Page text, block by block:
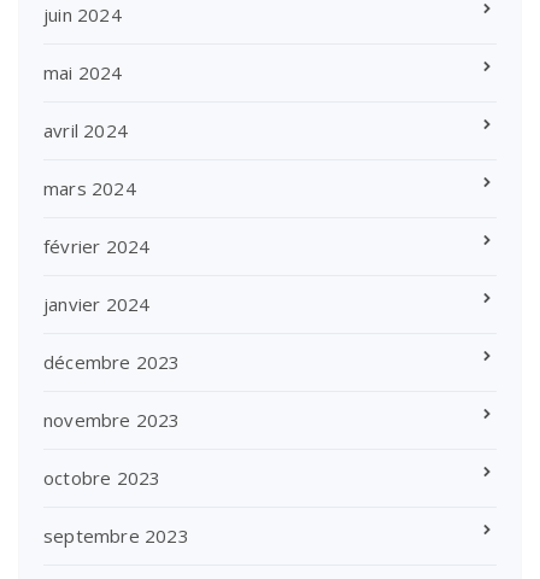
juin 2024
mai 2024
avril 2024
mars 2024
février 2024
janvier 2024
décembre 2023
novembre 2023
octobre 2023
septembre 2023